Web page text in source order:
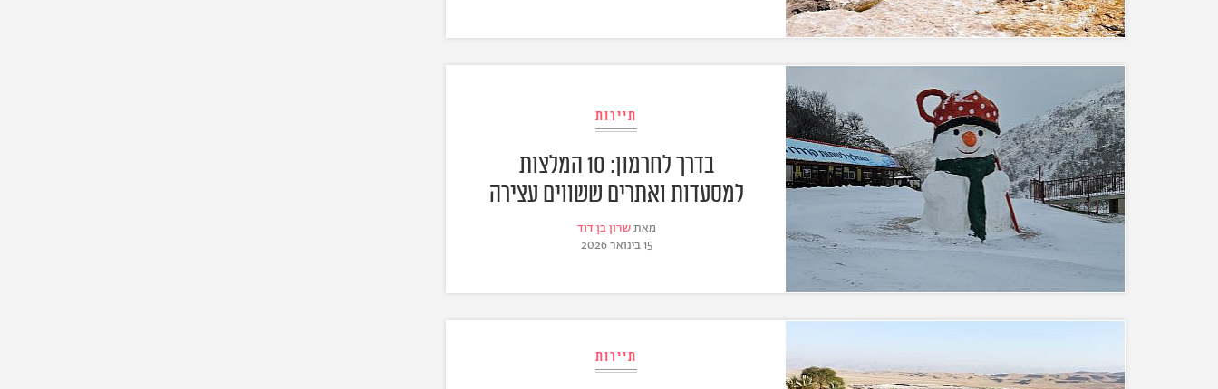
תיירות
בדרך לחרמון: 10 המלצות
למסעדות ואתרים ששווים עצירה
מאתשרון בן דוד
15 בינואר 2026
תיירות